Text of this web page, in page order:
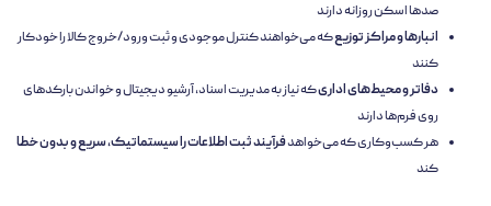
صدها اسکن روزانه دارند
انبارها و مراکز توزیعکه می‌خواهند کنترل موجودی و ثبت ورود/خروج کالا را خودکار
کنند
دفاتر و محیط‌های اداریکه نیاز به مدیریت اسناد، آرشیو دیجیتال و خواندن بارکدهای
روی فرم‌ها دارند
هر کسب‌وکاری که می‌خواهدفرآیند ثبت اطلاعات را سیستماتیک، سریع و بدون خطا
کند